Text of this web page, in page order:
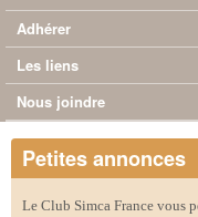
Adhérer
Les liens
Nous joindre
Petites annonces
Le Club Simca France vous